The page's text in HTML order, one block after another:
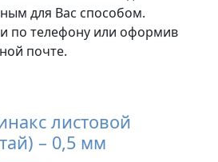
для Вас способом.
по телефону или оформив
почте.
листовой
– 0,5 мм